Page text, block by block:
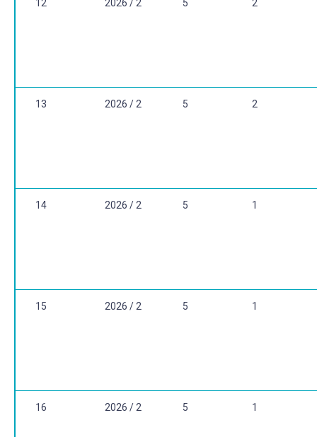
12 2026 / 2 5 2
13 2026 / 2 5 2
14 2026 / 2 5 1
15 2026 / 2 5 1
16 2026 / 2 5 1